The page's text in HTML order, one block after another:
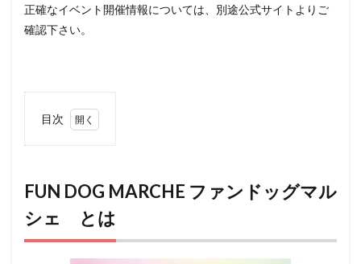
正確なイベント開催情報については、別途公式サイトよりご
確認下さい。
目次
MARCHE
ファンド
ッグマル
シェ と
は
FUN DOG MARCHE ファンドッグマル
シェ とは